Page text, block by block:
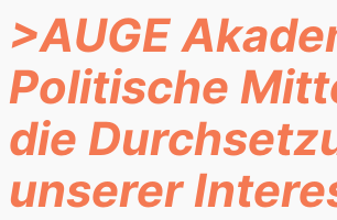
>AUGE
Politische
die
unserer